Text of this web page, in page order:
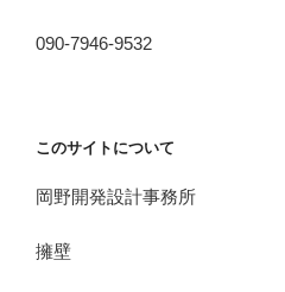
090-7946-9532
このサイトについて
岡野開発設計事務所
擁壁